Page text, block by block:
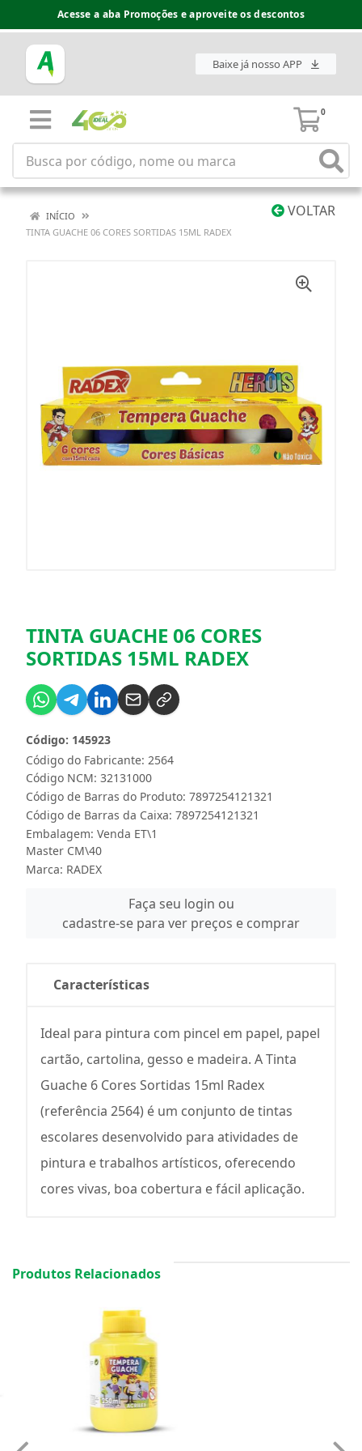
Acesse a aba Promoções e aproveite os descontos
Baixe já nosso APP
0
VOLTAR
INÍCIO
TINTA GUACHE 06 CORES SORTIDAS 15ML RADEX
TINTA GUACHE 06 CORES
SORTIDAS 15ML RADEX
Código do Fabricante: 2564
Código: 145923
Código NCM: 32131000
Código de Barras do Produto: 7897254121321
Código de Barras da Caixa: 7897254121321
Embalagem: Venda ET\1
Master CM\40
Marca: RADEX
Faça seu login ou
cadastre-se para ver preços e comprar
Características
Ideal para pintura com pincel em papel, papel
cartão, cartolina, gesso e madeira. A Tinta
Guache 6 Cores Sortidas 15ml Radex
(referência 2564) é um conjunto de tintas
escolares desenvolvido para atividades de
pintura e trabalhos artísticos, oferecendo
cores vivas, boa cobertura e fácil aplicação.
Produtos Relacionados